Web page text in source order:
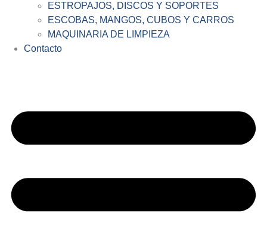
ESTROPAJOS, DISCOS Y SOPORTES
ESCOBAS, MANGOS, CUBOS Y CARROS
MAQUINARIA DE LIMPIEZA
Contacto